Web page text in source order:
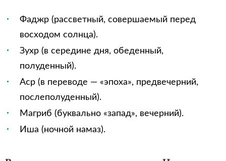
Фаджр (рассветный, совершаемый перед
восходом солнца).
Зухр (в середине дня, обеденный,
полуденный).
Аср (в переводе — «эпоха», предвечерний,
послеполуденный).
Магриб (буквально «запад», вечерний).
Иша (ночной намаз).